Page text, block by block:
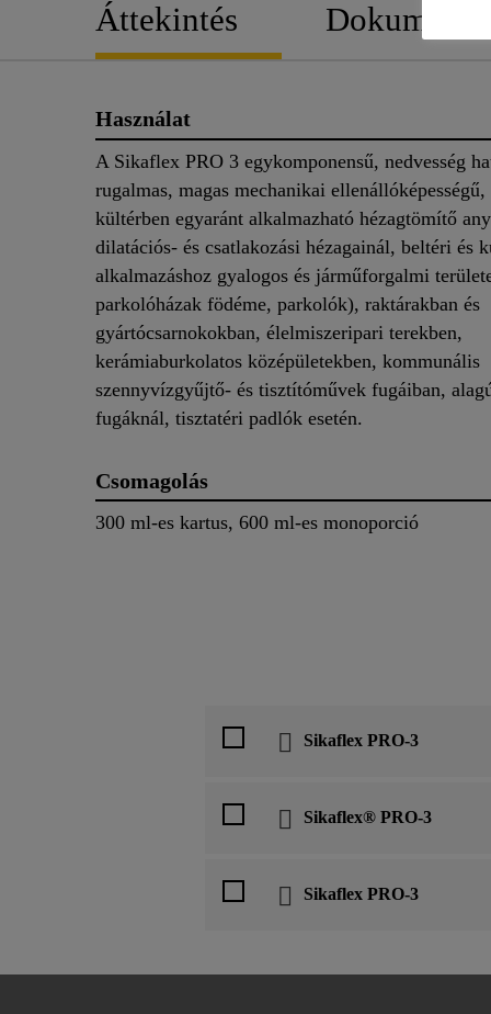
Áttekintés
Használat
A Sikaflex PRO 3 egykomponensű, nedvesség
rugalmas, magas mechanikai ellenállóképességű,
kültérben egyaránt alkalmazható hézagtömítő
dilatációs- és csatlakozási hézagainál, beltéri és
alkalmazáshoz gyalogos és járműforgalmi
parkolóházak födéme, parkolók), raktárakban és
gyártócsarnokokban, élelmiszeripari terekben,
kerámiaburkolatos középületekben, kommunális
szennyvízgyűjtő- és tisztítóművek fugáiban,
fugáknál, tisztatéri padlók esetén.
Csomagolás
300 ml-es kartus, 600 ml-es monoporció
Sikaflex PRO-3
Sikaflex® PRO-3
Sikaflex PRO-3